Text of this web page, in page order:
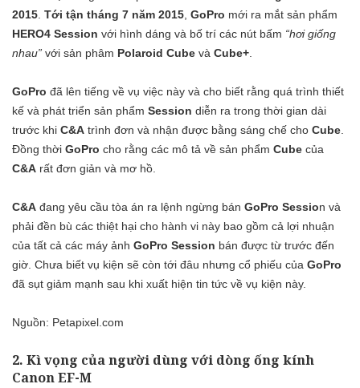
2015. Tới tận tháng 7 năm 2015, GoPro mới ra mắt sản phẩm
HERO4 Session với hình dáng và bố trí các nút bấm “hơi giống
nhau” với sản phâm Polaroid Cube và Cube+.
GoPro đã lên tiếng về vụ việc này và cho biết rằng quá trình thiết
kế và phát triển sản phẩm Session diễn ra trong thời gian dài
trước khi C&A trình đơn và nhận được bằng sáng chế cho Cube.
Đồng thời GoPro cho rằng các mô tả về sản phẩm Cube của
C&A rất đơn giản và mơ hồ.
C&A đang yêu cầu tòa án ra lệnh ngừng bán GoPro Session và
phải đền bù các thiệt hại cho hành vi này bao gồm cả lợi nhuận
của tất cả các máy ảnh GoPro Session bán được từ trước đến
giờ. Chưa biết vụ kiện sẽ còn tới đâu nhưng cổ phiếu của GoPro
đã sụt giảm mạnh sau khi xuất hiện tin tức về vụ kiện này.
Nguồn: Petapixel.com
2. Kì vọng của người dùng với dòng ống kính
Canon EF-M